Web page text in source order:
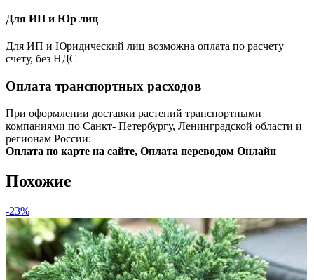
Для ИП и Юр лиц
Для ИП и Юридический лиц возможна оплата по расчету
счету, без НДС
Оплата транспортных расходов
При оформлении доставки растений транспортными
компаниями по Санкт- Петербургу, Ленинградской области и
регионам России:
Оплата по карте на сайте, Оплата переводом Онлайн
Похожие
-23%